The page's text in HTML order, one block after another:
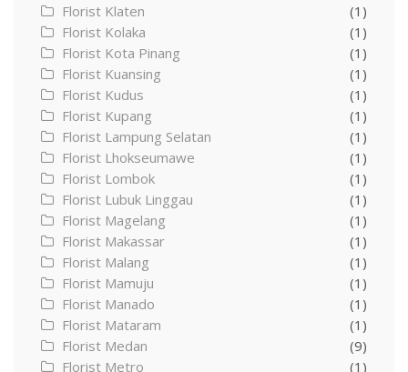
Florist Klaten
(1)
Florist Kolaka
(1)
Florist Kota Pinang
(1)
Florist Kuansing
(1)
Florist Kudus
(1)
Florist Kupang
(1)
Florist Lampung Selatan
(1)
Florist Lhokseumawe
(1)
Florist Lombok
(1)
Florist Lubuk Linggau
(1)
Florist Magelang
(1)
Florist Makassar
(1)
Florist Malang
(1)
Florist Mamuju
(1)
Florist Manado
(1)
Florist Mataram
(1)
Florist Medan
(9)
Florist Metro
(1)